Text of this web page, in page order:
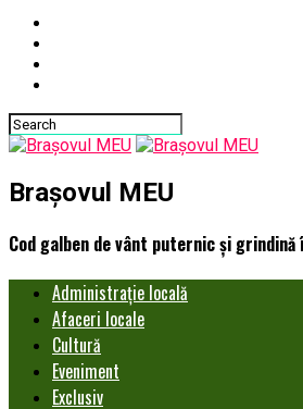
Brașovul MEU
Cod galben de vânt puternic şi grindină
Administrație locală
Afaceri locale
Cultură
Eveniment
Exclusiv